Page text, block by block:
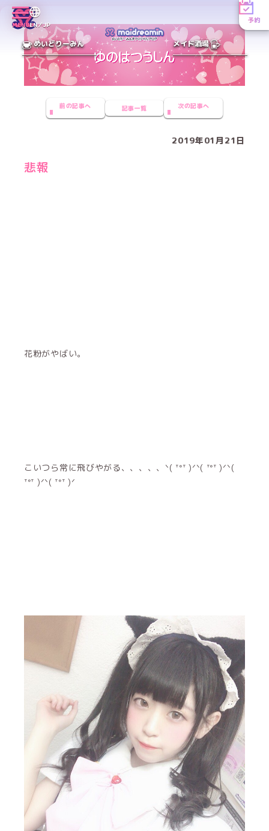
MENUEN／JP
予約
めいどりーみん メイド酒場
前の記事へ 記事一覧 次の記事へ
2019年01月21日
悲報
花粉がやばい。
こいつら常に飛びやがる、、、、、ᐠ( ᐪᐤᐪ )ᐟᐠ( ᐪᐤᐪ )ᐟᐠ(
ᐪᐤᐪ )ᐟᐠ( ᐪᐤᐪ )ᐟ